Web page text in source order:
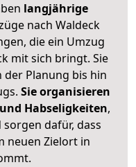
langjährige
nach Waldeck
die ein Umzug
mit sich bringt. Sie
der Planung bis hin
Sie organisieren
Habseligkeiten,
dafür, dass
neuen Zielort in